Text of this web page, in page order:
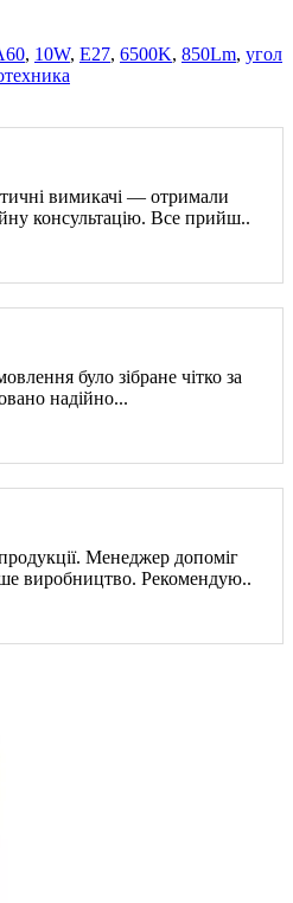
, 10W, Е27, 6500K, 850Lm, угол
вимикачі — отримали
консультацію. Все прийш..
було зібране чітко за
надійно...
Менеджер допоміг
виробництво. Рекомендую..